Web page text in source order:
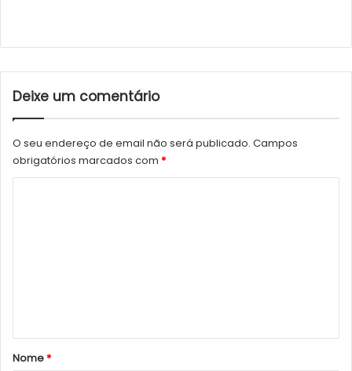
Deixe um comentário
O seu endereço de email não será publicado. Campos
obrigatórios marcados com *
r
Nome*